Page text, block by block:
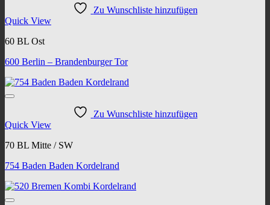
Zu Wunschliste hinzufügen
Quick View
60 BL Ost
600 Berlin – Brandenburger Tor
Zu Wunschliste hinzufügen
Quick View
70 BL Mitte / SW
754 Baden Baden Kordelrand